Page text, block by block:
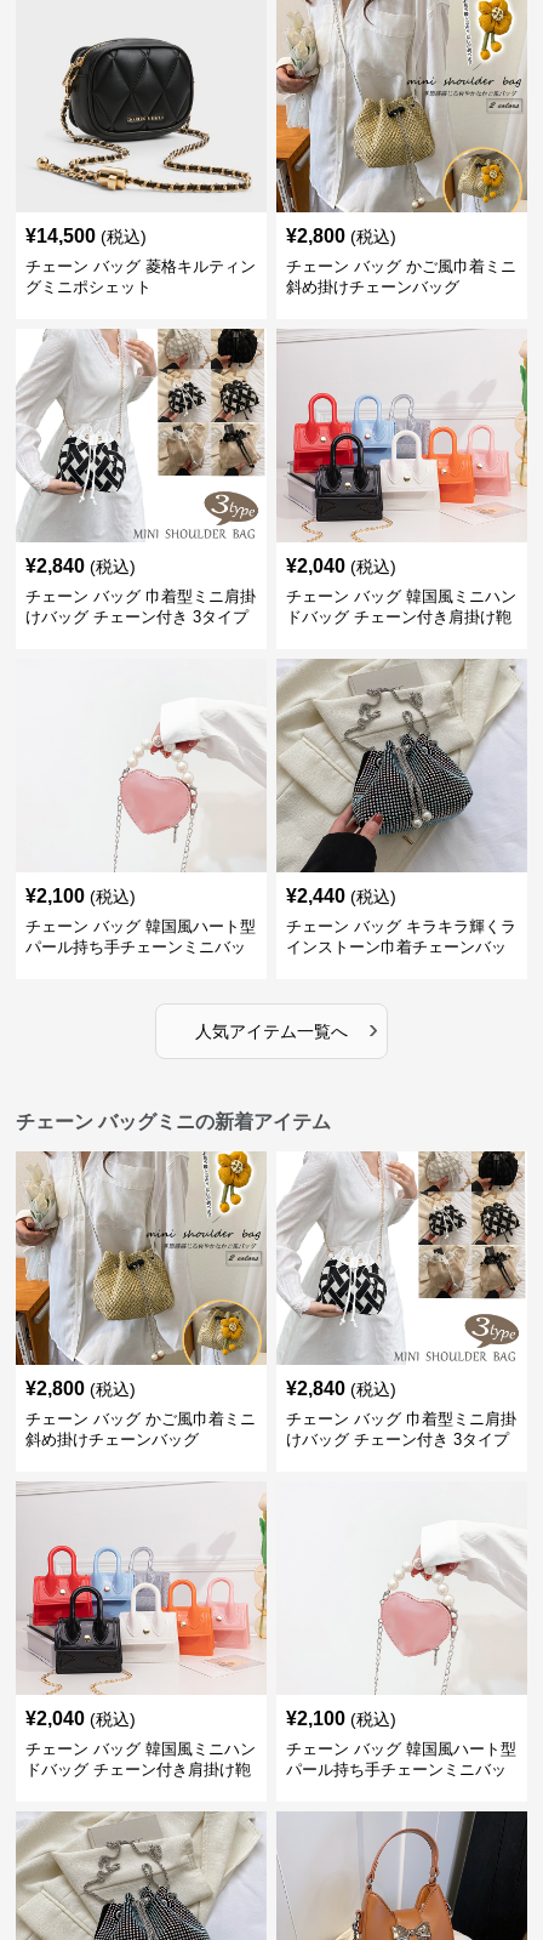
¥14,500 (税込)
チェーン バッグ 菱格キルティン
グミニポシェット
¥2,800 (税込)
チェーン バッグ かご風巾着ミニ
斜め掛けチェーンバッグ
¥2,840 (税込)
チェーン バッグ 巾着型ミニ肩掛
けバッグ チェーン付き 3タイプ
¥2,040 (税込)
チェーン バッグ 韓国風ミニハン
ドバッグ チェーン付き肩掛け鞄
¥2,100 (税込)
チェーン バッグ 韓国風ハート型
パール持ち手チェーンミニバッ
¥2,440 (税込)
チェーン バッグ キラキラ輝くラ
インストーン巾着チェーンバッ
人気アイテム一覧へ ›
チェーン バッグミニの新着アイテム
¥2,800 (税込)
チェーン バッグ かご風巾着ミニ
斜め掛けチェーンバッグ
¥2,840 (税込)
チェーン バッグ 巾着型ミニ肩掛
けバッグ チェーン付き 3タイプ
¥2,040 (税込)
チェーン バッグ 韓国風ミニハン
ドバッグ チェーン付き肩掛け鞄
¥2,100 (税込)
チェーン バッグ 韓国風ハート型
パール持ち手チェーンミニバッ